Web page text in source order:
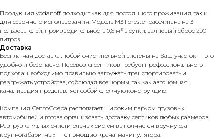
Продукция Vodanoff подходит как для постоянного проживания, так и
для сезонного использования. Модель M3 Forester рассчитана на 3
пользователей, производительность 0,6 м³ в сутки, залповый сброс 200
литров.
Доставка
Бесплатная доставка любой очистительной системы на Ваш участок — это
удобно и безопасно. Перевозка септиков требует профессионального
подхода: необходимо правильно загружать, транспортировать и
разгружать устройства, соблюдая все нормы, так как автономная
канализация представляет собой сложную конструкцию.
Компания СептоСфера располагает широким парком грузовых
автомобилей и готова организовать доставку септиков любых размеров.
Разгрузка малых очистительных систем выполняется вручную, а
крупногабаритных — с помощью крана-манипулятора.